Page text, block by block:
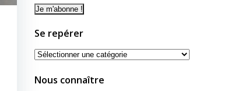
Se repérer
Se
Nous connaître